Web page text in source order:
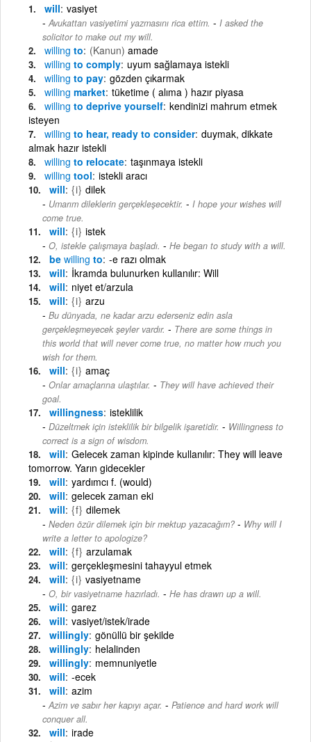
will vasiyet
Avukattan vasiyetimi yazmasını rica ettim. - I asked the
solicitor to make out my will.
willing to (Kanun) amade
willing to comply uyum sağlamaya istekli
willing to pay gözden çıkarmak
willing market tüketime ( alıma ) hazır piyasa
willing to deprive yourself kendinizi mahrum etmek
isteyen
willing to hear, ready to consider duymak, dikkate
almak hazır istekli
willing to relocate taşınmaya istekli
willing tool istekli aracı
will {i} dilek
Umarım dileklerin gerçekleşecektir. - I hope your wishes will
come true.
will {i} istek
O, istekle çalışmaya başladı. - He began to study with a will.
be willing to -e razı olmak
will İkramda bulunurken kullanılır: Will
will niyet et/arzula
will {i} arzu
Bu dünyada, ne kadar arzu ederseniz edin asla
gerçekleşmeyecek şeyler vardır. - There are some things in
this world that will never come true, no matter how much you
wish for them.
will {i} amaç
Onlar amaçlarına ulaştılar. - They will have achieved their
goal.
willingness isteklilik
Düzeltmek için isteklilik bir bilgelik işaretidir. - Willingness to
correct is a sign of wisdom.
will Gelecek zaman kipinde kullanılır: They will leave
tomorrow. Yarın gidecekler
will yardımcı f. (would)
will gelecek zaman eki
will {f} dilemek
Neden özür dilemek için bir mektup yazacağım? - Why will I
write a letter to apologize?
will {f} arzulamak
will gerçekleşmesini tahayyul etmek
will {i} vasiyetname
O, bir vasiyetname hazırladı. - He has drawn up a will.
will garez
will vasiyet/istek/irade
willingly gönüllü bir şekilde
willingly helalinden
willingly memnuniyetle
will -ecek
will azim
Azim ve sabır her kapıyı açar. - Patience and hard work will
conquer all.
will irade